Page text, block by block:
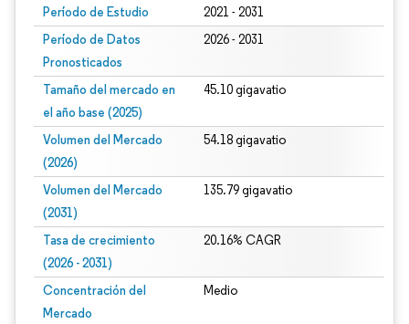
Período de Estudio 2021 - 2031
Período de Datos
Pronosticados
2026 - 2031
Tamaño del mercado en
el año base (2025)
45.10 gigavatio
Volumen del Mercado
(2026)
54.18 gigavatio
Volumen del Mercado
(2031)
135.79 gigavatio
Tasa de crecimiento
(2026 - 2031)
20.16% CAGR
Concentración del
Mercado
Medio